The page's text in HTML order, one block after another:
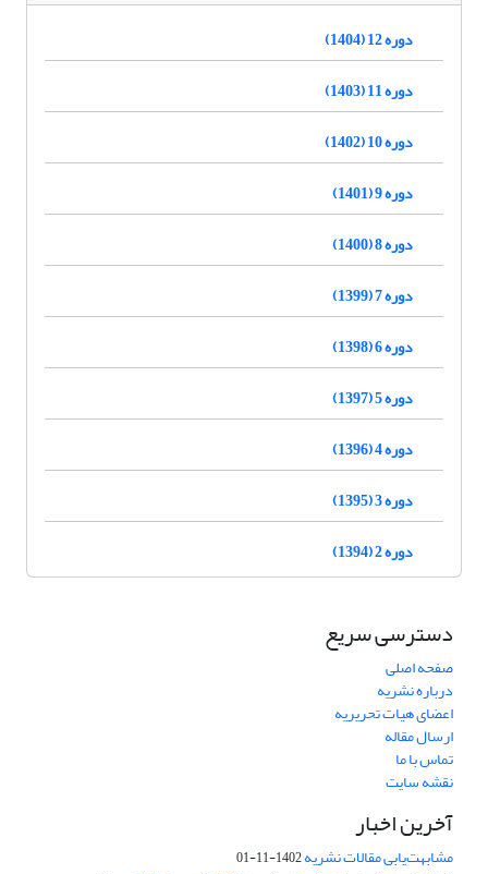
دوره 12 (1404)
دوره 11 (1403)
دوره 10 (1402)
دوره 9 (1401)
دوره 8 (1400)
دوره 7 (1399)
دوره 6 (1398)
دوره 5 (1397)
دوره 4 (1396)
دوره 3 (1395)
دوره 2 (1394)
دسترسی سریع
صفحه اصلی
درباره نشریه
اعضای هیات تحریریه
ارسال مقاله
تماس با ما
نقشه سایت
آخرین اخبار
مشابهت‌یابی مقالات نشریه1402-11-01